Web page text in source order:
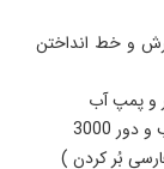
میلیمتر ، جهت برش و خط انداختن
و پمپ آب